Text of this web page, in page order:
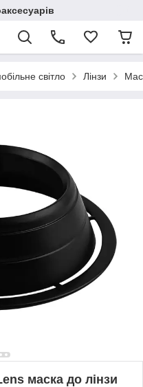
світло Лінзи
маска до лінзи